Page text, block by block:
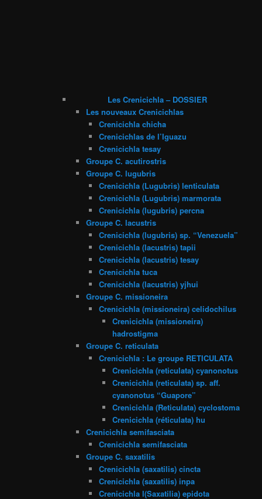
Les Crenicichla – DOSSIER
Les nouveaux Crenicichlas
Crenicichla chicha
Crenicichlas de l’Iguazu
Crenicichla tesay
Groupe C. acutirostris
Groupe C. lugubris
Crenicichla (Lugubris) lenticulata
Crenicichla (Lugubris) marmorata
Crenicichla (lugubris) percna
Groupe C. lacustris
Crenicichla (lugubris) sp. “Venezuela”
Crenicichla (lacustris) tapii
Crenicichla (lacustris) tesay
Crenicichla tuca
Crenicichla (lacustris) yjhui
Groupe C. missioneira
Crenicichla (missioneira) celidochilus
Crenicichla (missioneira)
hadrostigma
Groupe C. reticulata
Crenicichla : Le groupe RETICULATA
Crenicichla (reticulata) cyanonotus
Crenicichla (reticulata) sp. aff.
cyanonotus “Guapore”
Crenicichla (Reticulata) cyclostoma
Crenicichla (réticulata) hu
Crenicichla semifasciata
Crenicichla semifasciata
Groupe C. saxatilis
Crenicichla (saxatilis) cincta
Crenicichla (saxatilis) inpa
Crenicichla l(Saxatilia) epidota